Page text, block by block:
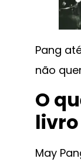
Pang
não
O
livro
May